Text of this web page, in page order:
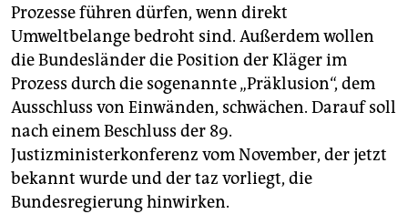
Prozesse führen dürfen, wenn direkt
Umweltbelange bedroht sind. Außerdem wollen
die Bundesländer die Position der Kläger im
Prozess durch die sogenannte „Präklusion“, dem
Ausschluss von Einwänden, schwächen. Darauf soll
nach einem Beschluss der 89.
Justizministerkonferenz vom November, der jetzt
bekannt wurde und der taz vorliegt, die
Bundesregierung hinwirken.